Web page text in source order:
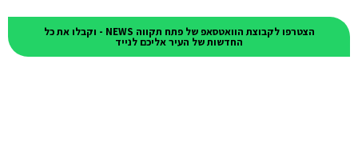
הצטרפו לקבוצת הוואטסאפ של פתח תקווה NEWS - וקבלו את כל
החדשות של העיר אליכם לנייד